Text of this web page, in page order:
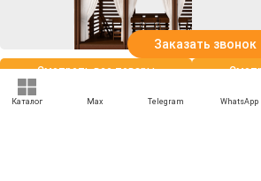
Смотреть все товары
Заказать звонок
Каталог Max Telegram WhatsApp